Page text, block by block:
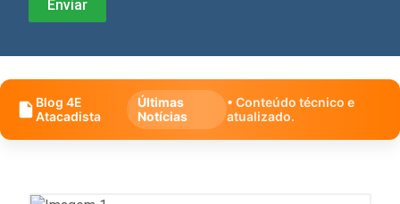
Blog 4E
Atacadista
Últimas
Notícias
• Conteúdo técnico e
atualizado.